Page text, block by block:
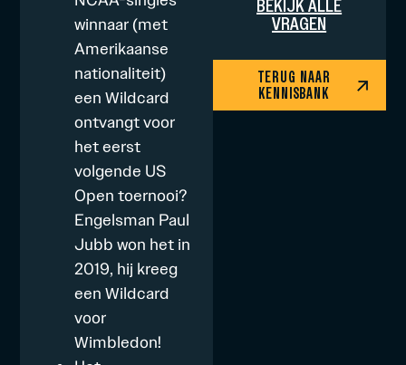
winnaar (met
Amerikaanse
nationaliteit)
een Wildcard
ontvangt voor
het eerst
volgende US
Open toernooi?
Engelsman Paul
Jubb won het in
2019, hij kreeg
een Wildcard
voor
Wimbledon!
BEKIJK ALLE
VRAGEN
TERUG NAAR
KENNISBANK